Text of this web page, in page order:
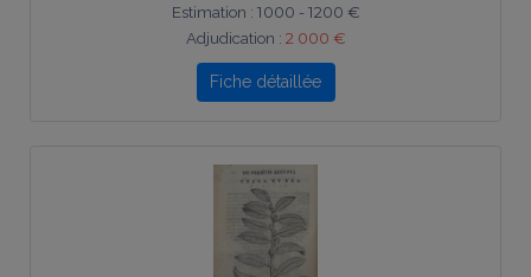
Estimation : 1000 - 1200 €
Adjudication : 2 000 €
Fiche détaillée